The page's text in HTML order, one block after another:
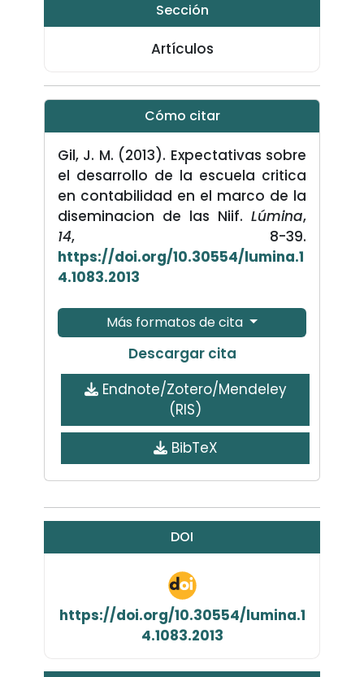
Sección
Artículos
Cómo citar
Gil, J. M. (2013). Expectativas sobre
el desarrollo de la escuela critica
en contabilidad en el marco de la
diseminacion de las Niif. Lúmina,
14, 8-39.
https://doi.org/10.30554/lumina.1
4.1083.2013
Más formatos de cita
Descargar cita
Endnote/Zotero/Mendeley
(RIS)
BibTeX
DOI
https://doi.org/10.30554/lumina.1
4.1083.2013